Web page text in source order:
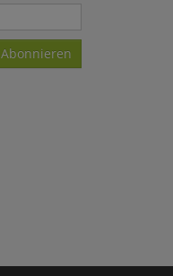
Abonnieren